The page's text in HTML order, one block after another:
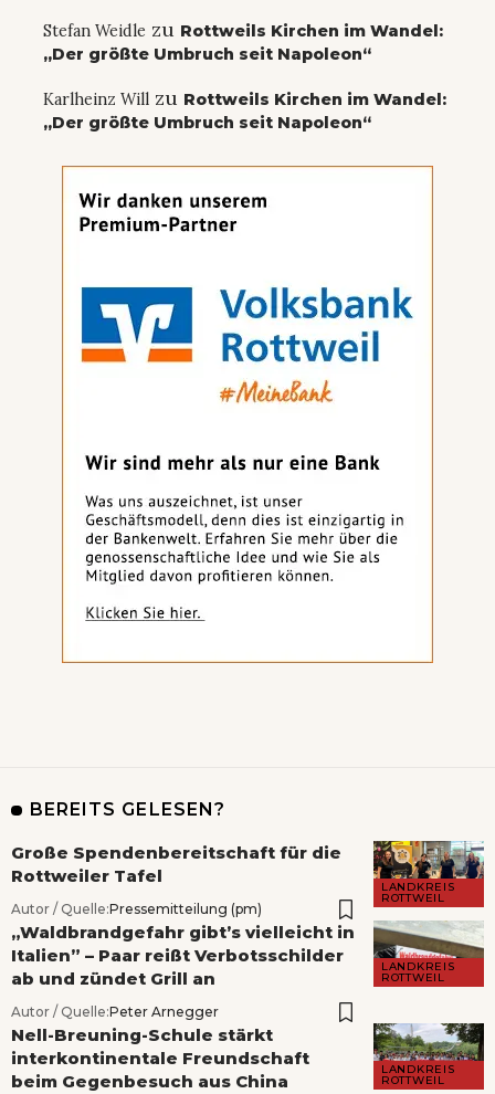
Stefan Weidle zu Rottweils Kirchen im Wandel:
„Der größte Umbruch seit Napoleon“
Karlheinz Will zu Rottweils Kirchen im Wandel:
„Der größte Umbruch seit Napoleon“
BEREITS GELESEN?
LANDKREIS
ROTTWEIL
Große Spendenbereitschaft für die
Rottweiler Tafel
Autor / Quelle:Pressemitteilung (pm)
LANDKREIS
ROTTWEIL
„Waldbrandgefahr gibt’s vielleicht in
Italien” – Paar reißt Verbotsschilder
ab und zündet Grill an
Autor / Quelle:Peter Arnegger
LANDKREIS
ROTTWEIL
Nell-Breuning-Schule stärkt
interkontinentale Freundschaft
beim Gegenbesuch aus China